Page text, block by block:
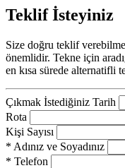
Teklif İsteyiniz
Size doğru teklif
önemlidir. Tekne için
en kısa sürede alternatifli
Çıkmak İstediğiniz Tarih
Rota
Kişi Sayısı
* Adınız ve Soyadınız
* Telefon